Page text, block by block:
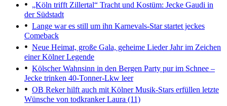
„Köln trifft Zillertal“ Tracht und Kostüm: Jecke Gaudi in
der Südstadt
Lange war es still um ihn Karnevals-Star startet jeckes
Comeback
Neue Heimat, große Gala, geheime LiederJahr im Zeichen
einer Kölner Legende
Kölscher Wahnsinn in den Bergen Party pur im Schnee –
Jecke trinken 40-Tonner-Lkw leer
OB Reker hilft auch mit Kölner Musik-Stars erfüllen letzte
Wünsche von todkranker Laura (11)